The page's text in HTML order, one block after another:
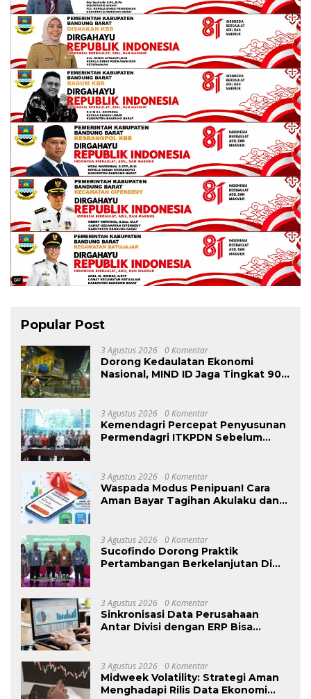
Popular Post
3 Agustus 2026 0 Komentar
Dorong Kedaulatan Ekonomi
Nasional, MIND ID Jaga Tingkat 90%
3 Agustus 2026 0 Komentar
Kemendagri Percepat Penyusunan
Permendagri ITKPDN Sebelum
3 Agustus 2026 0 Komentar
Waspada Modus Penipuan! Cara
Aman Bayar Tagihan Akulaku dan
3 Agustus 2026 0 Komentar
Sucofindo Dorong Praktik
Pertambangan Berkelanjutan Di
3 Agustus 2026 0 Komentar
Sinkronisasi Data Perusahaan
Antar Divisi dengan ERP Bisa
3 Agustus 2026 0 Komentar
Midweek Volatility: Strategi Aman
Menghadapi Rilis Data Ekonomi